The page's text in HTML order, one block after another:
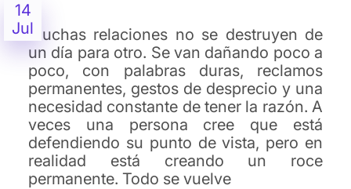
14
JulMuchas relaciones no se destruyen de
un día para otro. Se van dañando poco a
poco, con palabras duras, reclamos
permanentes, gestos de desprecio y una
necesidad constante de tener la razón. A
veces una persona cree que está
defendiendo su punto de vista, pero en
realidad está creando un roce
permanente. Todo se vuelve